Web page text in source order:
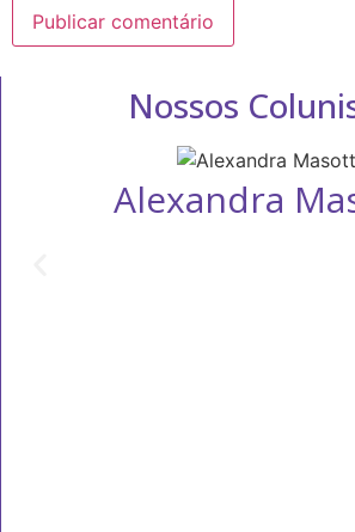
Nossos
Alexandra